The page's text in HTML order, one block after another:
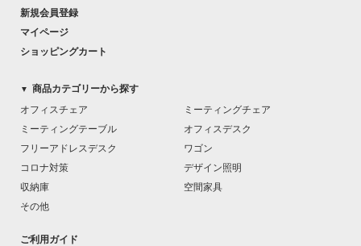
新規会員登録
マイページ
ショッピングカート
▼
商品カテゴリーから探す
オフィスチェア
ミーティングチェア
ミーティングテーブル
オフィスデスク
フリーアドレスデスク
ワゴン
コロナ対策
デザイン照明
収納庫
空間家具
その他
ご利用ガイド